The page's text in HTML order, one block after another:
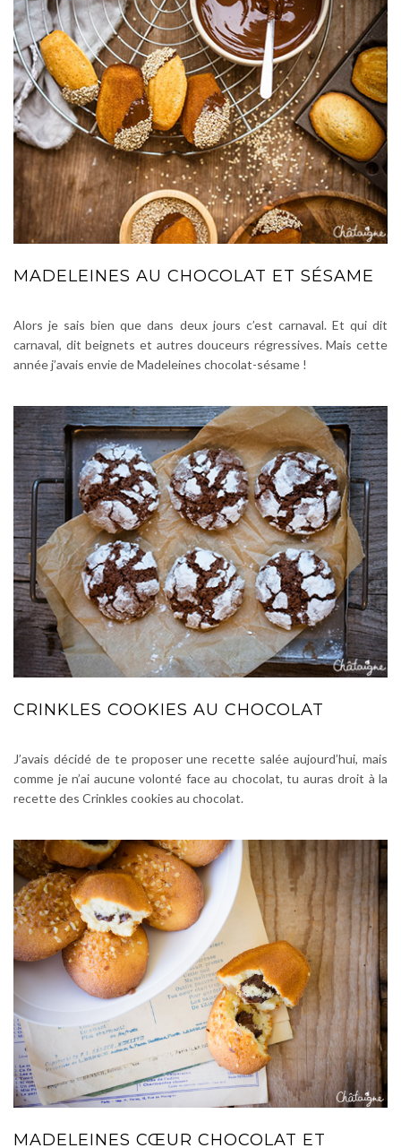
MADELEINES AU CHOCOLAT ET SÉSAME
Alors je sais bien que dans deux jours c’est carnaval. Et qui dit
carnaval, dit beignets et autres douceurs régressives. Mais cette
année j’avais envie de Madeleines chocolat-sésame !
CRINKLES COOKIES AU CHOCOLAT
J’avais décidé de te proposer une recette salée aujourd’hui, mais
comme je n’ai aucune volonté face au chocolat, tu auras droit à la
recette des Crinkles cookies au chocolat.
MADELEINES CŒUR CHOCOLAT ET